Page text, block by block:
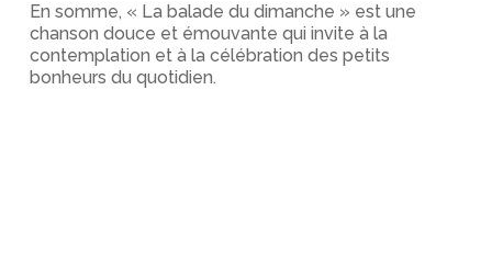
En somme, « La balade du dimanche » est une
chanson douce et émouvante qui invite à la
contemplation et à la célébration des petits
bonheurs du quotidien.